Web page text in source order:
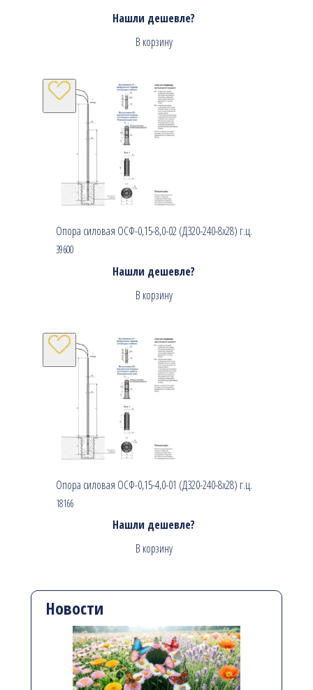
Нашли дешевле?
В корзину
Опора силовая ОСФ-0,15-8,0-02 (Д320-240-8х28) г.ц.
39600
Нашли дешевле?
В корзину
Опора силовая ОСФ-0,15-4,0-01 (Д320-240-8х28) г.ц.
18166
Нашли дешевле?
В корзину
Новости